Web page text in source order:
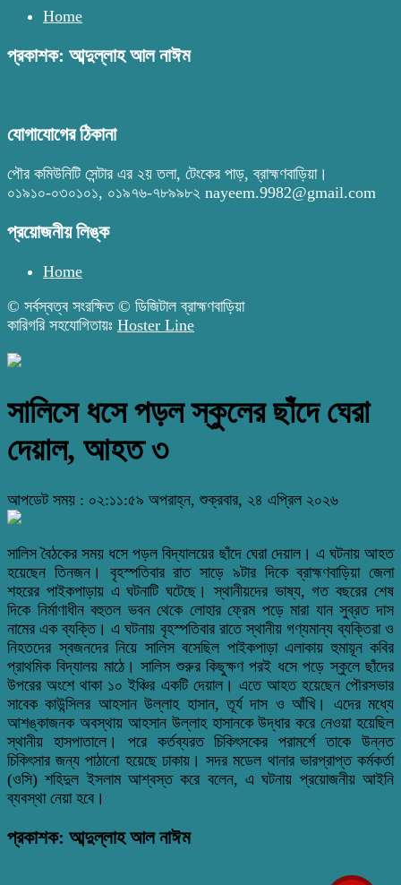
Home
প্রকাশক: আব্দুল্লাহ আল নাঈম
যোগাযোগের ঠিকানা
পৌর কমিউনিটি সেন্টার এর ২য় তলা, টেংকের পাড়, ব্রাহ্মণবাড়িয়া।
০১৯১০-০৩০১০১, ০১৯৭৬-৭৮৯৯৮২ nayeem.9982@gmail.com
প্রয়োজনীয় লিঙ্ক
Home
© সর্বস্বত্ব সংরক্ষিত © ডিজিটাল ব্রাহ্মণবাড়িয়া
কারিগরি সহযোগিতায়ঃ Hoster Line
সালিসে ধসে পড়ল স্কুলের ছাঁদে ঘেরা
দেয়াল, আহত ৩
আপডেট সময় : ০২:১১:৫৯ অপরাহ্ন, শুক্রবার, ২৪ এপ্রিল ২০২৬
সালিস বৈঠকের সময় ধসে পড়ল বিদ্যালয়ের ছাঁদে ঘেরা দেয়াল। এ ঘটনায় আহত
হয়েছেন তিনজন। বৃহস্পতিবার রাত সাড়ে ৯টার দিকে ব্রাহ্মণবাড়িয়া জেলা
শহরের পাইকপাড়ায় এ ঘটনাটি ঘটেছে। স্থানীয়দের ভাষ্য, গত বছরের শেষ
দিকে নির্মাণাধীন বহুতল ভবন থেকে লোহার ফ্রেম পড়ে মারা যান সুব্রত দাস
নামের এক ব্যক্তি। এ ঘটনায় বৃহস্পতিবার রাতে স্থানীয় গণ্যমান্য ব্যক্তিরা ও
নিহতদের স্বজনদের নিয়ে সালিস বসেছিল পাইকপাড়া এলাকায় হুমায়ূন কবির
প্রাথমিক বিদ্যালয় মাঠে। সালিস শুরুর কিছুক্ষণ পরই ধসে পড়ে স্কুলে ছাঁদের
উপরের অংশে থাকা ১০ ইঞ্চির একটি দেয়াল। এতে আহত হয়েছেন পৌরসভার
সাবেক কাউন্সিলর আহসান উল্লাহ হাসান, তূর্য দাস ও আঁখি। এদের মধ্যে
আশঙ্কাজনক অবস্থায় আহসান উল্লাহ হাসানকে উদ্ধার করে নেওয়া হয়েছিল
স্থানীয় হাসপাতালে। পরে কর্তব্যরত চিকিৎসকের পরামর্শে তাকে উন্নত
চিকিৎসার জন্য পাঠানো হয়েছে ঢাকায়। সদর মডেল থানার ভারপ্রাপ্ত কর্মকর্তা
(ওসি) শহিদুল ইসলাম আশ্বস্ত করে বলেন, এ ঘটনায় প্রয়োজনীয় আইনি
ব্যবস্থা নেয়া হবে।
প্রকাশক: আব্দুল্লাহ আল নাঈম